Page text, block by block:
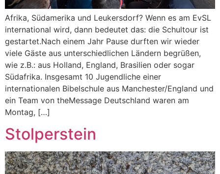
Afrika, Südamerika und Leukersdorf? Wenn es am EvSL
international wird, dann bedeutet das: die Schultour ist
gestartet.Nach einem Jahr Pause durften wir wieder
viele Gäste aus unterschiedlichen Ländern begrüßen,
wie z.B.: aus Holland, England, Brasilien oder sogar
Südafrika. Insgesamt 10 Jugendliche einer
internationalen Bibelschule aus Manchester/England und
ein Team von theMessage Deutschland waren am
Montag, […]
Stolperstein